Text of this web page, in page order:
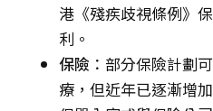
港《殘疾歧視條例》
利。
保險 ：部分保險計劃
療，但近年已逐漸增